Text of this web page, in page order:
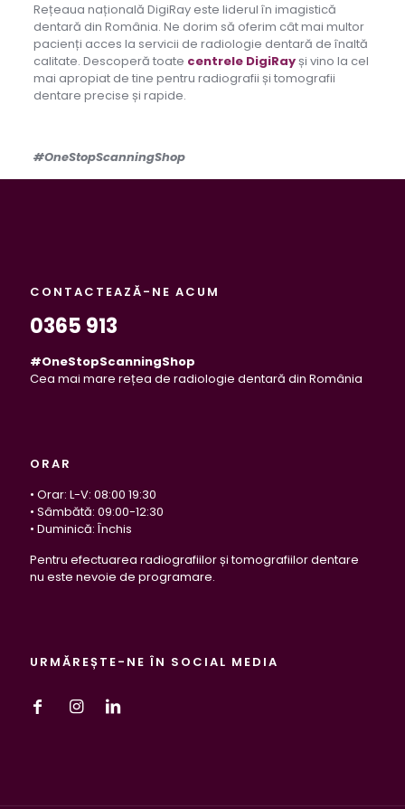
Rețeaua națională DigiRay este liderul în imagistică
dentară din România. Ne dorim să oferim cât mai multor
pacienți acces la servicii de radiologie dentară de înaltă
calitate. Descoperă toate centrele DigiRayși vino la cel
mai apropiat de tine pentru radiografii și tomografii
dentare precise și rapide.
#OneStopScanningShop
CONTACTEAZĂ-NE ACUM
0365 913
#OneStopScanningShop
Cea mai mare rețea de radiologie dentară din România
ORAR
• Orar: L-V: 08:00 19:30
• Sâmbătă: 09:00-12:30
• Duminică: Închis
Pentru efectuarea radiografiilor și tomografiilor dentare
nu este nevoie de programare.
URMĂREȘTE-NE ÎN SOCIAL MEDIA